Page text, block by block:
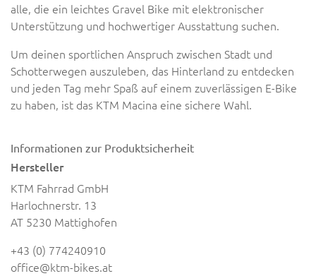
alle, die ein leichtes Gravel Bike mit elektronischer
Unterstützung und hochwertiger Ausstattung suchen.
Um deinen sportlichen Anspruch zwischen Stadt und
Schotterwegen auszuleben, das Hinterland zu entdecken
und jeden Tag mehr Spaß auf einem zuverlässigen E-Bike
zu haben, ist das KTM Macina eine sichere Wahl.
Informationen zur Produktsicherheit
Hersteller
KTM Fahrrad GmbH
Harlochnerstr. 13
AT 5230 Mattighofen
+43 (0) 774240910
office@ktm-bikes.at